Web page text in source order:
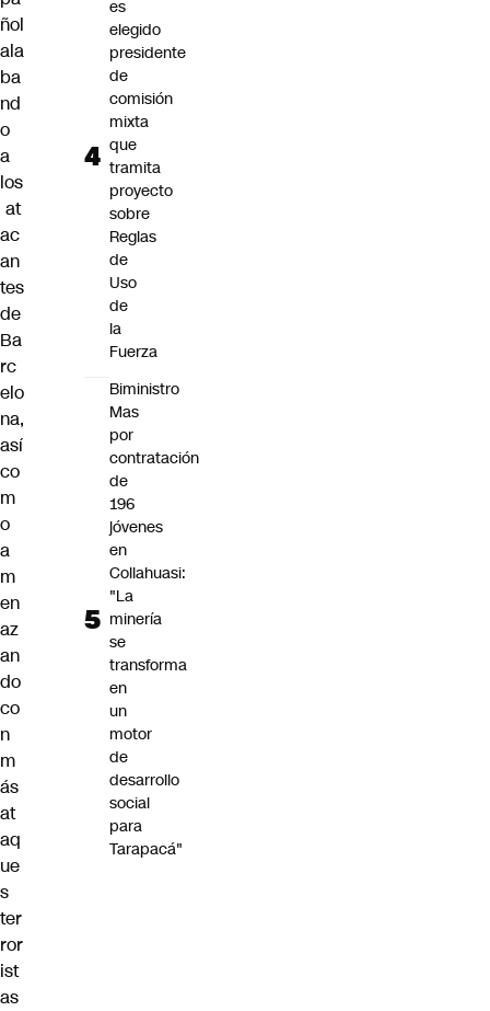
ñol
ala
ba
nd
o
a
los
at
ac
an
tes
de
Ba
rc
elo
na,
así
co
m
o
a
m
en
az
an
do
co
n
m
ás
at
aq
ue
s
ter
ror
ist
as
es
elegido
presidente
de
comisión
mixta
que
tramita
proyecto
sobre
Reglas
de
Uso
de
la
Fuerza
Biministro
Mas
por
contratación
de
196
jóvenes
en
Collahuasi:
"La
minería
se
transforma
en
un
motor
de
desarrollo
social
para
Tarapacá"